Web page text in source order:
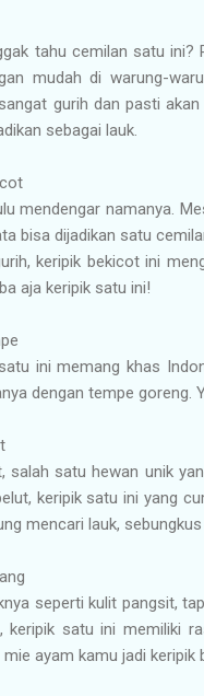
tahu cemilan satu
mudah di warung-
gurih dan pasti
sebagai lauk.
mendengar namanya.
bisa dijadikan satu
keripik bekicot ini
aja keripik satu ini!
ini memang khas
dengan tempe goreng.
salah satu hewan unik
keripik satu ini yang
mencari lauk,
seperti kulit pangsit,
keripik satu ini memiliki
ayam kamu jadi keripik